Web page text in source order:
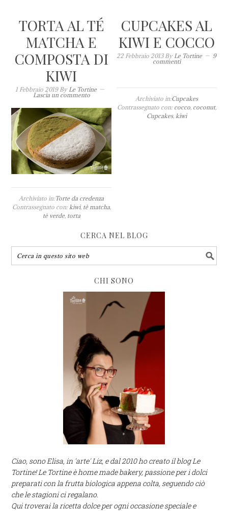
TORTA AL TÉ
MATCHA E
COMPOSTA DI
KIWI
1 Febbraio 2019ByLe Tortine
Lascia un commento
Archiviato in:Torte da credenza
Contrassegnato con: kiwi, tè matcha,
tè verde, torta
CUPCAKES AL
KIWI E COCCO
22 Febbraio 2013ByLe Tortine 9
commenti
Archiviato in:Cupcakes
Contrassegnato con: cocco, coconut,
Cupcakes, kiwi
CERCA NEL BLOG
CHI SONO
Ciao, sono Elisa, in 'arte' Liz, e dal 2010 ho creato il blog Le
Tortine! Le Tortine è home made bakery, passione per i dolci
preparati con la frutta biologica appena colta, seguendo ciò
che le stagioni ci regalano.
Qui troverai la ricetta dolce per ogni occasione speciale e